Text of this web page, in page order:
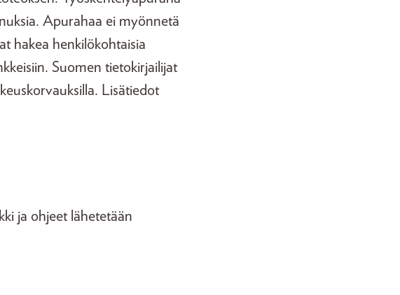
Apurahaa ei myönnetä
hakea henkilökohtaisia
Suomen tietokirjailijat
Lisätiedot
ja ohjeet lähetetään